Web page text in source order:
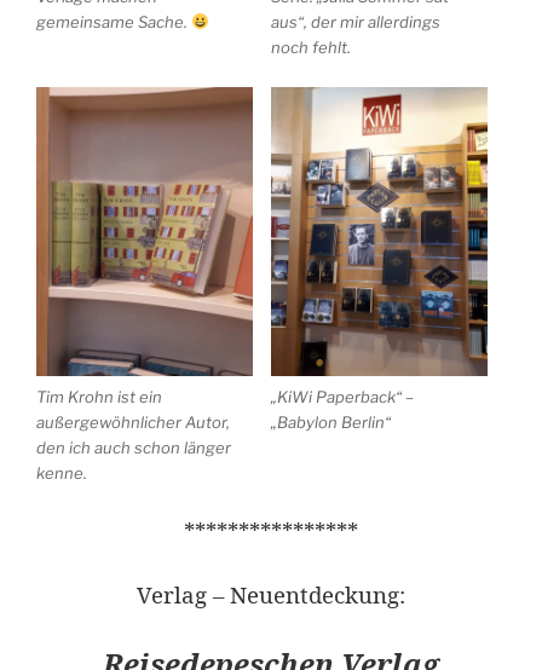
gemeinsame Sache.
aus“, der mir allerdings
noch fehlt.
Tim Krohn ist ein
außergewöhnlicher Autor,
den ich auch schon länger
kenne.
„KiWi Paperback“ –
„Babylon Berlin“
****************
Verlag – Neuentdeckung: